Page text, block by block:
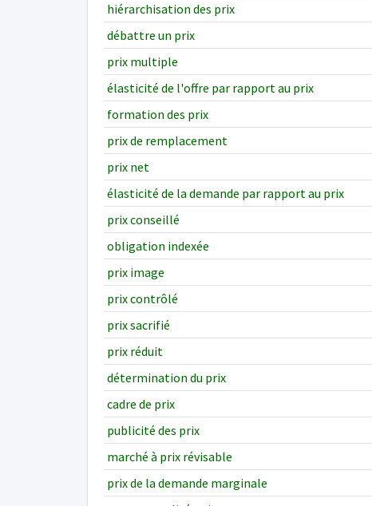
hiérarchisation des prix
débattre un prix
prix multiple
élasticité de l'offre par rapport au prix
formation des prix
prix de remplacement
prix net
élasticité de la demande par rapport au prix
prix conseillé
obligation indexée
prix image
prix contrôlé
prix sacrifié
prix réduit
détermination du prix
cadre de prix
publicité des prix
marché à prix révisable
prix de la demande marginale